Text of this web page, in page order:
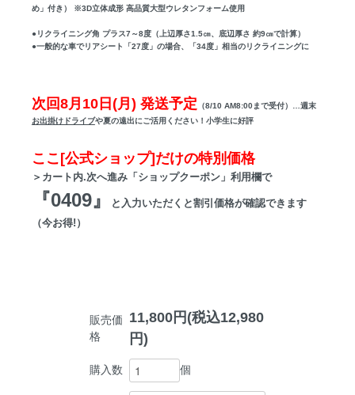
め」付き） ※3D立体成形 高品質大型ウレタンフォーム使用
●リクライニング角 プラス7～8度（上辺厚さ1.5㎝、底辺厚さ 約9㎝で計算）
●一般的な車でリアシート「27度」の場合、「34度」相当のリクライニングに
次回8月10日(月) 発送予定 （8/10 AM8:00まで受付）…週末
お出掛けドライブや夏の遠出にご活用ください！小学生に好評
ここ[公式ショップ]だけの特別価格
＞カート内.次へ進み「ショップクーポン」利用欄で
『0409』
と入力いただくと割引価格が確認できます
（今お得!）
販売価
格
11,800円(税込12,980
円)
購入数 個